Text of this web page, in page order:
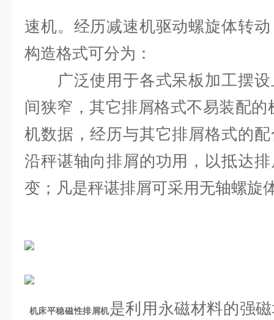
速机。经历减速机驱动螺旋体转
构造格式可分为：
广泛使用于各式呆板加工摆设
间狭窄，其它排屑格式不易装配
机数据，经历与其它排屑格式的
沿秤谌轴向排屑的功用，以抵达
变；凡是秤谌排屑可采用无轴螺旋
机床平稳磁性排屑机是利用永磁材料的强